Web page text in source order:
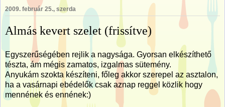
2009. február 25., szerda
Almás kevert szelet (frissítve)
Egyszerűségében rejlik a nagysága. Gyorsan elkészíthető
tészta, ám mégis zamatos, izgalmas sütemény.
Anyukám szokta készíteni, főleg akkor szerepel az asztalon,
ha a vasárnapi ebédelők csak aznap reggel közlik hogy
mennének és ennének:)